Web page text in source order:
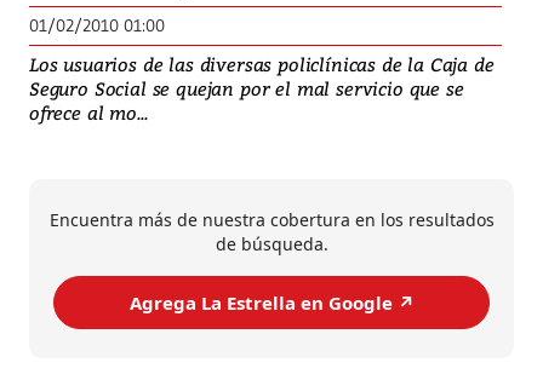
01/02/2010 01:00
Los usuarios de las diversas policlínicas de la Caja de
Seguro Social se quejan por el mal servicio que se
ofrece al mo...
Encuentra más de nuestra cobertura en los resultados
de búsqueda.
Agrega La Estrella en Google ↗️